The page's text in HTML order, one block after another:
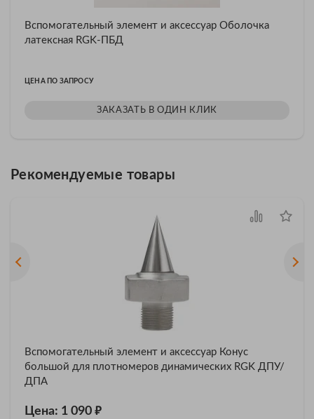
Вспомогательный элемент и аксессуар Оболочка
латексная RGK-ПБД
ЦЕНА ПО ЗАПРОСУ
ЗАКАЗАТЬ В ОДИН КЛИК
Рекомендуемые товары
Вспомогательный элемент и аксессуар Конус
большой для плотномеров динамических RGK ДПУ/
ДПА
Цена: 1 090 ₽